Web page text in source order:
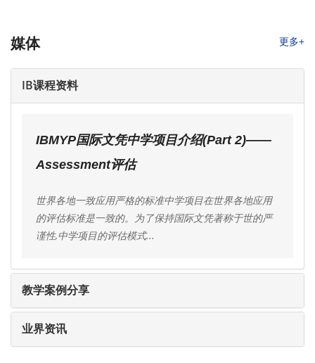
更多+
媒体
IB课程资料
IBMYP国际文凭中学项目介绍(Part 2)——
Assessment评估
世界各地一致应用严格的标准中学项目在世界各地应用
的评估标准是一致的。为了保持国际文凭著称于世的严
谨性,中学项目的评估模式...
IBMYP国际文凭中学项目介绍(Part 1)
更多IBMYP课程介绍，请直接回复关键词“MYP”英文字母
要大写哦.今天好多家長詢問MYP（中學項目），有些始
料未及！來...
教学案例分享
业界资讯